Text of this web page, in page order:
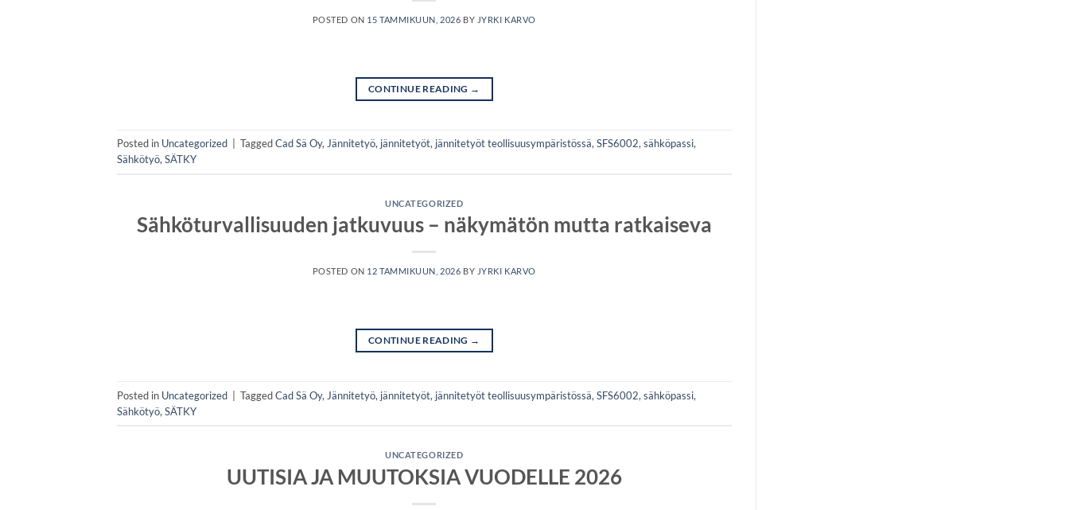
POSTED ON 15 TAMMIKUUN, 2026 BY JYRKI KARVO
CONTINUE READING →
Posted in Uncategorized TaggedCad Sä Oy, Jännitetyö, jännitetyöt, jännitetyöt teollisuusympäristössä, SFS6002, sähköpassi,
Sähkötyö, SÄTKY
UNCATEGORIZED
Sähköturvallisuuden jatkuvuus – näkymätön mutta ratkaiseva
POSTED ON 12 TAMMIKUUN, 2026 BY JYRKI KARVO
CONTINUE READING →
Posted in Uncategorized TaggedCad Sä Oy, Jännitetyö, jännitetyöt, jännitetyöt teollisuusympäristössä, SFS6002, sähköpassi,
Sähkötyö, SÄTKY
UNCATEGORIZED
UUTISIA JA MUUTOKSIA VUODELLE 2026